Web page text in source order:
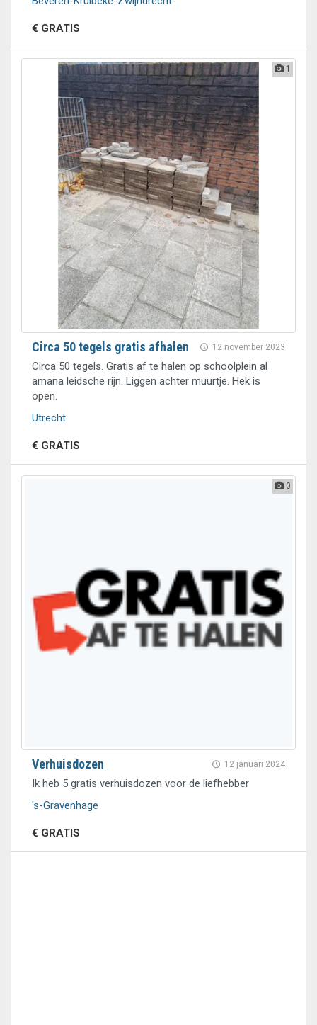
€ GRATIS
1
12 november 2023
Circa 50 tegels gratis afhalen
Circa 50 tegels. Gratis af te halen op schoolplein al
amana leidsche rijn. Liggen achter muurtje. Hek is
open.
Utrecht
€ GRATIS
0
12 januari 2024
Verhuisdozen
Ik heb 5 gratis verhuisdozen voor de liefhebber
's-Gravenhage
€ GRATIS